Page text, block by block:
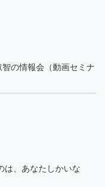
智の情報会（動画セミナ
は、あなたしかいな